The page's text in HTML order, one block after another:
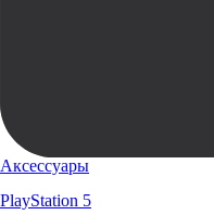
Аксессуары
PlayStation 5